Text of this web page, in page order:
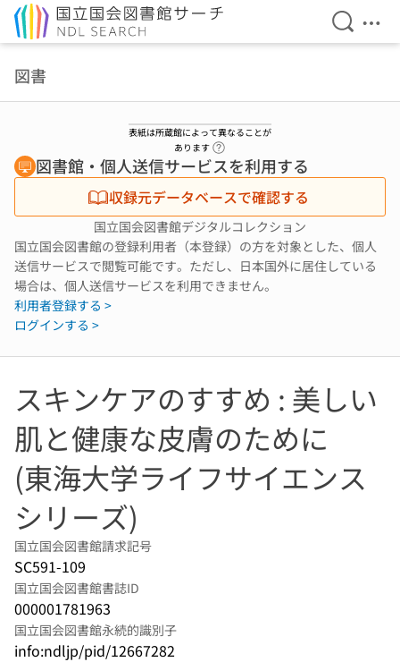
検索を
メ
図書
表紙は所蔵館によって異なることが
あります
図書館・個人送信サービスを利用する
収録元データベースで確認する
国立国会図書館デジタルコレクション
国立国会図書館の登録利用者（本登録）の方を対象とした、個人
送信サービスで閲覧可能です。ただし、日本国外に居住している
場合は、個人送信サービスを利用できません。
利用者登録する >
ログインする >
スキンケアのすすめ : 美しい
肌と健康な皮膚のために
(東海大学ライフサイエンス
シリーズ)
国立国会図書館請求記号
SC591-109
国立国会図書館書誌ID
000001781963
国立国会図書館永続的識別子
info:ndljp/pid/12667282